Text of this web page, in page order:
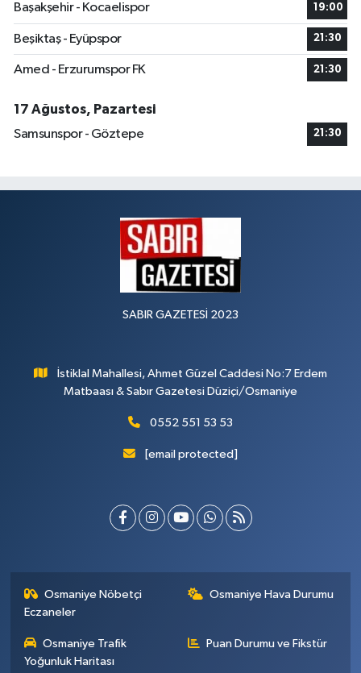
Başakşehir - Kocaelispor
19:00
Beşiktaş - Eyüpspor 21:30
Amed - Erzurumspor FK 21:30
17 Ağustos, Pazartesi
Samsunspor - Göztepe
21:30
SABIR GAZETESİ 2023
İstiklal Mahallesi, Ahmet Güzel Caddesi No:7 Erdem
Matbaası & Sabır Gazetesi Düziçi/Osmaniye
0552 551 53 53
[email protected]
Osmaniye Nöbetçi
Eczaneler
Osmaniye Hava Durumu
Osmaniye Trafik
Yoğunluk Haritası
Puan Durumu ve Fikstür